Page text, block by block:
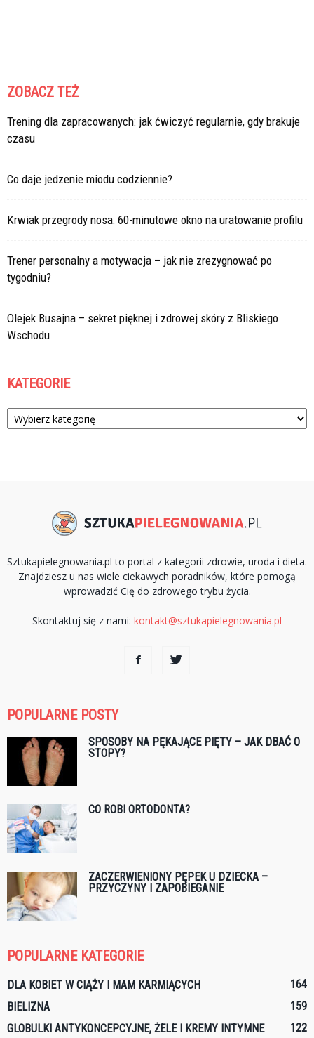
ZOBACZ TEŻ
Trening dla zapracowanych: jak ćwiczyć regularnie, gdy brakuje
czasu
Co daje jedzenie miodu codziennie?
Krwiak przegrody nosa: 60-minutowe okno na uratowanie profilu
Trener personalny a motywacja – jak nie zrezygnować po
tygodniu?
Olejek Busajna – sekret pięknej i zdrowej skóry z Bliskiego
Wschodu
KATEGORIE
Kategorie
Sztukapielegnowania.pl to portal z kategorii zdrowie, uroda i dieta.
Znajdziesz u nas wiele ciekawych poradników, które pomogą
wprowadzić Cię do zdrowego trybu życia.
Skontaktuj się z nami: kontakt@sztukapielegnowania.pl
POPULARNE POSTY
SPOSOBY NA PĘKAJĄCE PIĘTY – JAK DBAĆ O
STOPY?
CO ROBI ORTODONTA?
ZACZERWIENIONY PĘPEK U DZIECKA –
PRZYCZYNY I ZAPOBIEGANIE
POPULARNE KATEGORIE
DLA KOBIET W CIĄŻY I MAM KARMIĄCYCH
164
BIELIZNA
159
GLOBULKI ANTYKONCEPCYJNE, ŻELE I KREMY INTYMNE
122